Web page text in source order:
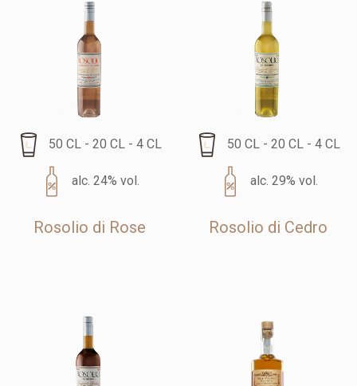
50 CL - 20 CL - 4 CL
alc. 24% vol.
Rosolio di Rose
50 CL - 20 CL - 4 CL
alc. 29% vol.
Rosolio di Cedro